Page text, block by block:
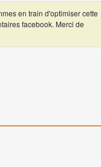
en train d'optimiser cette
facebook. Merci de